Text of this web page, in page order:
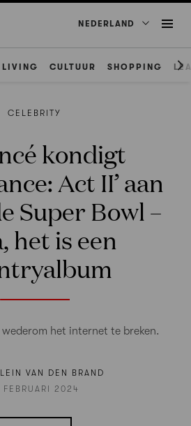
NEDERLAND
LIVING CULTUUR SHOPPING
CELEBRITY
kondigt
Act II’ aan
Super Bowl –
het is een
het internet te breken.
VAN DEN BRAND
FEBRUARI 2024